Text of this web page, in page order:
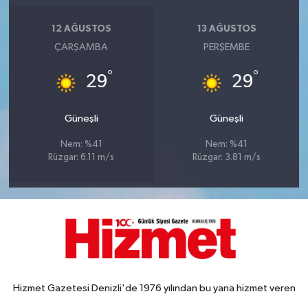
12 AĞUSTOS
ÇARŞAMBA
29°
Güneşli
Nem: %41
Rüzgar: 6.11 m/s
13 AĞUSTOS
PERŞEMBE
29°
Güneşli
Nem: %41
Rüzgar: 3.81 m/s
Hizmet Gazetesi Denizli'de 1976 yılından bu yana hizmet veren